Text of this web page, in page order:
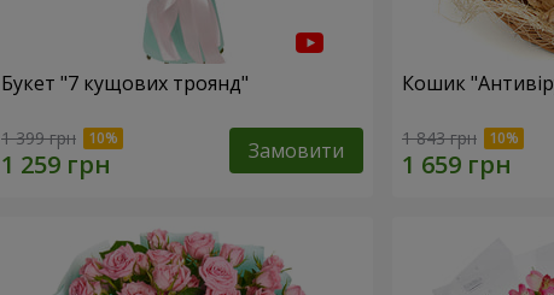
Букет "7 кущових троянд"
1 399 грн Замовити
Кошик
1 843 грн